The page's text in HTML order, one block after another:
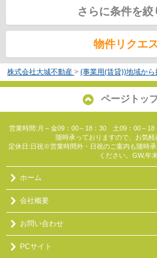
さらに条件を絞
物件リクエ
株式会社大城不動産 > (事業用(賃貸))地域から
ページトッ
営業時間:月～金09：00～18：30 土09：00～
随時承っておりますので、お気軽
定休日:日祝※営業時間外・日祝のご案内も随時
ください。GW,年
ホーム
会社概要
お問い合わせ
PCサイト